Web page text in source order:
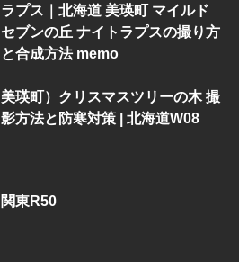
ラプス｜北海道 美瑛町 マイルド
セブンの丘 ナイトラプスの撮り方
と合成方法 memo
美瑛町）クリスマスツリーの木 撮
影方法と防寒対策 | 北海道W08
関東R50